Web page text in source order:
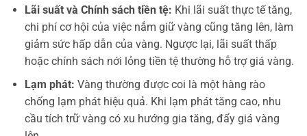
Lãi suất và Chính sách tiền tệ: Khi lãi suất thực tế tăng,
chi phí cơ hội của việc nắm giữ vàng cũng tăng lên, làm
giảm sức hấp dẫn của vàng. Ngược lại, lãi suất thấp
hoặc chính sách nới lỏng tiền tệ thường hỗ trợ giá vàng.
Lạm phát: Vàng thường được coi là một hàng rào
chống lạm phát hiệu quả. Khi lạm phát tăng cao, nhu
cầu tích trữ vàng có xu hướng gia tăng, đẩy giá vàng